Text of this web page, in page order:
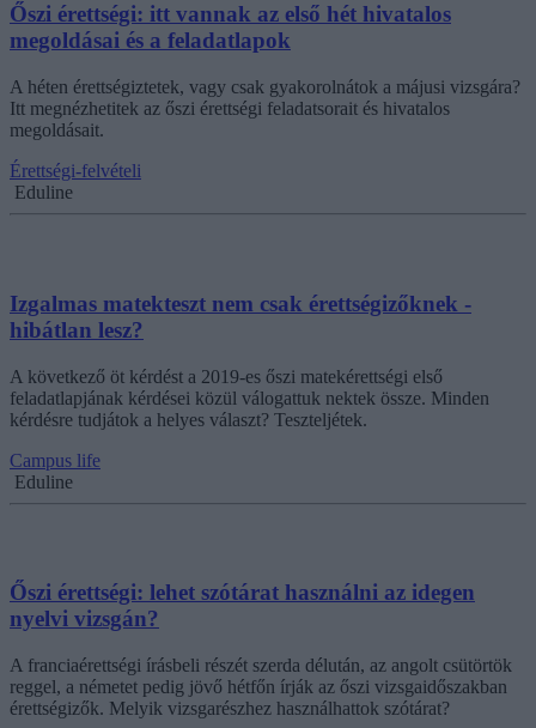
Őszi érettségi: itt vannak az első hét hivatalos
megoldásai és a feladatlapok
A héten érettségiztetek, vagy csak gyakorolnátok a májusi vizsgára?
Itt megnézhetitek az őszi érettségi feladatsorait és hivatalos
megoldásait.
Érettségi-felvételi
Eduline
Izgalmas matekteszt nem csak érettségizőknek -
hibátlan lesz?
A következő öt kérdést a 2019-es őszi matekérettségi első
feladatlapjának kérdései közül válogattuk nektek össze. Minden
kérdésre tudjátok a helyes választ? Teszteljétek.
Campus life
Eduline
Őszi érettségi: lehet szótárat használni az idegen
nyelvi vizsgán?
A franciaérettségi írásbeli részét szerda délután, az angolt csütörtök
reggel, a németet pedig jövő hétfőn írják az őszi vizsgaidőszakban
érettségizők. Melyik vizsgarészhez használhattok szótárat?